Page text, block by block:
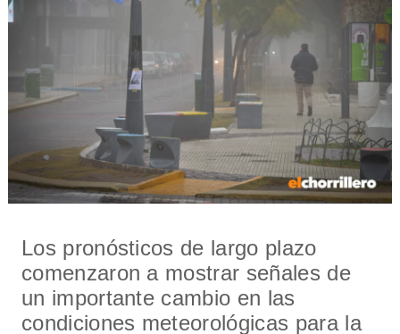
Los pronósticos de largo plazo
comenzaron a mostrar señales de
un importante cambio en las
condiciones meteorológicas para la